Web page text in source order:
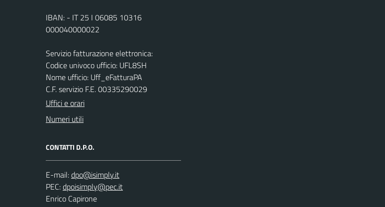
IBAN: - IT 25 I 06085 10316
000040000022
Servizio fatturazione elettronica:
Codice univoco ufficio: UFL8SH
Nome ufficio: Uff_eFatturaPA
C.F. servizio F.E. 00335290029
Uffici e orari
Numeri utili
CONTATTI D.P.O.
E-mail:
PEC:
Enrico Capirone